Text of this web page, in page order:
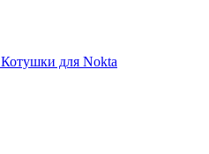
Котушки для Nokta